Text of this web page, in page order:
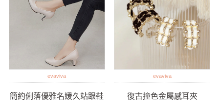
evaviva
簡約俐落優雅名媛久站跟鞋
evaviva
復古撞色金屬感耳夾